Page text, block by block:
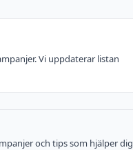
Vi uppdaterar listan
och tips som hjälper dig